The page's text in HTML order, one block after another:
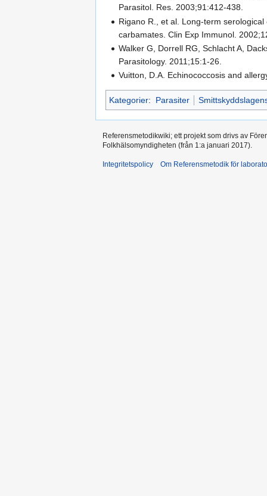
Parasitol. Res. 2003;91:412-438.
Rigano R., et al. Long-term
carbamates. Clin Exp Immunol.
Walker G, Dorrell RG, Schlacht A,
Parasitology. 2011;15:1-26.
Vuitton, D.A. Echinococcosis and
Kategorier: Parasiter
Referensmetodikwiki; ett projekt som drivs av
Folkhälsomyndigheten (från 1:a januari 2017).
Integritetspolicy Om Referensmetodik för